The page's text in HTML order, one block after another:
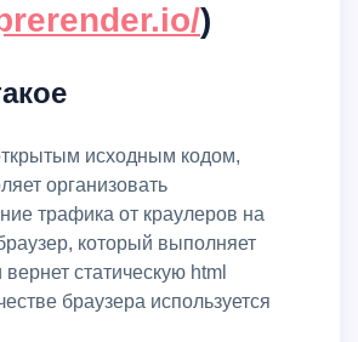
)
организовать
трафика от краулеров на
который выполняет
статическую html
браузера используется